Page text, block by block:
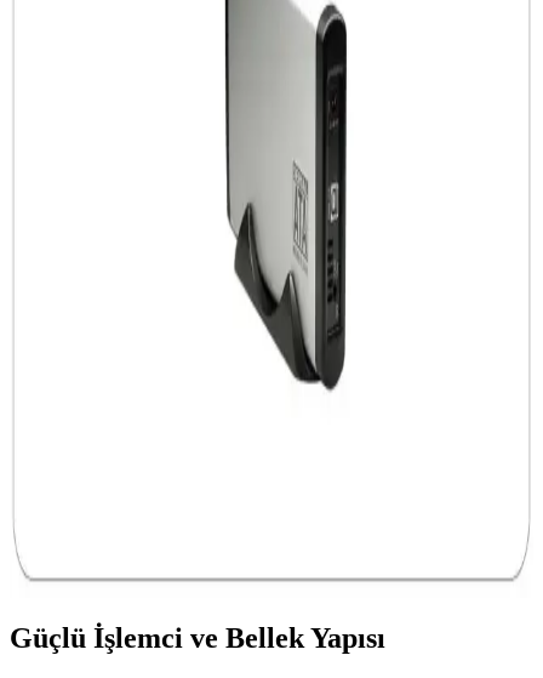
Hafif, yüksek performanslı ve çok bağlantı seçenekleriyle öne çıkan
geniş kullanım alanlarıyla günlük yaşamı kolaylaştırır.
Yüksek Performanslı Profesyonel Dizüstü
Bilgisayarların Özellikleri ve Kullanım Alanları
Güçlü işlemci, yüksek RAM, gelişmiş grafik kartları ve hızlı
depolama ile donatılmış profesyonel dizüstü bilgisayarları ve
MSI B360 Anakart Analizi: Orta Seviye Performans
ve Uyumluluk Özellikleri
MSI B360 anakart, Intel 8. ve 9. nesil işlemcilerle uyumlu, DDR4
desteği ve geniş bağlantı seçenekleriyle stabil ve yüksek performans
özellikleriyle modern dijital yaşamda önemli rol oynar. Çeşitli
teknolojiler ve tasarımlarla geniş kullanım alanı sunar.
Güçlü İşlemci ve Bellek Yapısı